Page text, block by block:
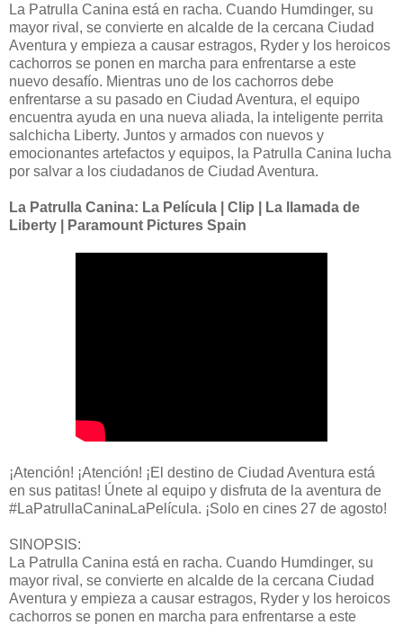
La Patrulla Canina está en racha. Cuando Humdinger, su
mayor rival, se convierte en alcalde de la cercana Ciudad
Aventura y empieza a causar estragos, Ryder y los heroicos
cachorros se ponen en marcha para enfrentarse a este
nuevo desafío. Mientras uno de los cachorros debe
enfrentarse a su pasado en Ciudad Aventura, el equipo
encuentra ayuda en una nueva aliada, la inteligente perrita
salchicha Liberty. Juntos y armados con nuevos y
emocionantes artefactos y equipos, la Patrulla Canina lucha
por salvar a los ciudadanos de Ciudad Aventura.
La Patrulla Canina: La Película | Clip | La llamada de
Liberty | Paramount Pictures Spain
¡Atención! ¡Atención! ¡El destino de Ciudad Aventura está
en sus patitas! Únete al equipo y disfruta de la aventura de
#LaPatrullaCaninaLaPelícula. ¡Solo en cines 27 de agosto!
SINOPSIS:
La Patrulla Canina está en racha. Cuando Humdinger, su
mayor rival, se convierte en alcalde de la cercana Ciudad
Aventura y empieza a causar estragos, Ryder y los heroicos
cachorros se ponen en marcha para enfrentarse a este